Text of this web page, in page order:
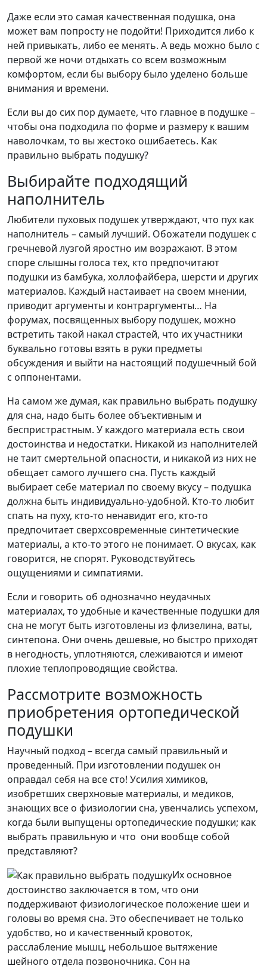
Даже если это самая качественная подушка, она
может вам попросту не подойти! Приходится либо к
ней привыкать, либо ее менять. А ведь можно было с
первой же ночи отдыхать со всем возможным
комфортом, если бы выбору было уделено больше
внимания и времени.
Если вы до сих пор думаете, что главное в подушке –
чтобы она подходила по форме и размеру к вашим
наволочкам, то вы жестоко ошибаетесь. Как
правильно выбрать подушку?
Выбирайте подходящий
наполнитель
Любители пуховых подушек утверждают, что пух как
наполнитель – самый лучший. Обожатели подушек с
гречневой лузгой яростно им возражают. В этом
споре слышны голоса тех, кто предпочитают
подушки из бамбука, холлофайбера, шерсти и других
материалов. Каждый настаивает на своем мнении,
приводит аргументы и контраргументы… На
форумах, посвященных выбору подушек, можно
встретить такой накал страстей, что их участники
буквально готовы взять в руки предметы
обсуждения и выйти на настоящий подушечный бой
с оппонентами.
На самом же думая, как правильно выбрать подушку
для сна, надо быть более объективным и
беспристрастным. У каждого материала есть свои
достоинства и недостатки. Никакой из наполнителей
не таит смертельной опасности, и никакой из них не
обещает самого лучшего сна. Пусть каждый
выбирает себе материал по своему вкусу – подушка
должна быть индивидуально-удобной. Кто-то любит
спать на пуху, кто-то ненавидит его, кто-то
предпочитает сверхсовременные синтетические
материалы, а кто-то этого не понимает. О вкусах, как
говорится, не спорят. Руководствуйтесь
ощущениями и симпатиями.
Если и говорить об однозначно неудачных
материалах, то удобные и качественные подушки для
сна не могут быть изготовлены из флизелина, ваты,
синтепона. Они очень дешевые, но быстро приходят
в негодность, уплотняются, слеживаются и имеют
плохие теплопроводящие свойства.
Рассмотрите возможность
приобретения ортопедической
подушки
Научный подход – всегда самый правильный и
проведенный. При изготовлении подушек он
оправдал себя на все сто! Усилия химиков,
изобретших сверхновые материалы, и медиков,
знающих все о физиологии сна, увенчались успехом,
когда были выпущены ортопедические подушки; как
выбрать правильную и что они вообще собой
представляют?
Их основное
достоинство заключается в том, что они
поддерживают физиологическое положение шеи и
головы во время сна. Это обеспечивает не только
удобство, но и качественный кровоток,
расслабление мышц, небольшое вытяжение
шейного отдела позвоночника. Сон на